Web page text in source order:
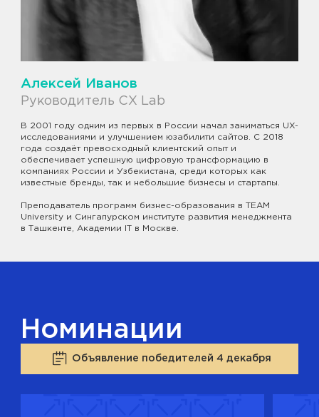
Алексей Иванов
Руководитель CX Lab
В 2001 году одним из первых в России начал заниматься UX-
исследованиями и улучшением юзабилити сайтов. С 2018
года создаёт превосходный клиентский опыт и
обеспечивает успешную цифровую трансформацию в
компаниях России и Узбекистана, среди которых как
известные бренды, так и небольшие бизнесы и стартапы.
Преподаватель программ бизнес-образования в TEAM
University и Сингапурском институте развития менеджмента
в Ташкенте, Академии IT в Москве.
Номинации
Объявление победителей 4 декабря